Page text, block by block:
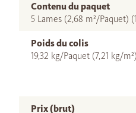
Contenu du paquet
5 Lames (2,68 m²/Paquet)
Poids du colis
19,32 kg/Paquet (7,21 kg/m²)
Prix (brut)